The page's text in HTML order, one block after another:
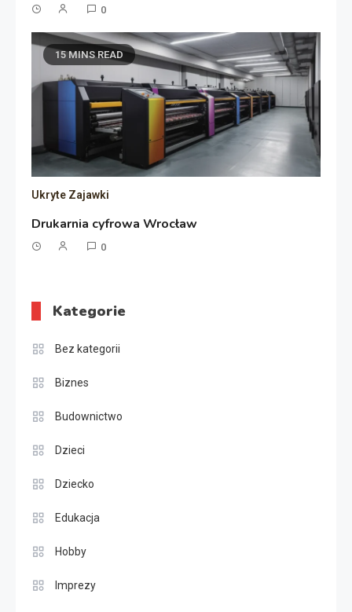
0
15 MINS READ
Ukryte Zajawki
Drukarnia cyfrowa Wrocław
0
Kategorie
Bez kategorii
Biznes
Budownictwo
Dzieci
Dziecko
Edukacja
Hobby
Imprezy